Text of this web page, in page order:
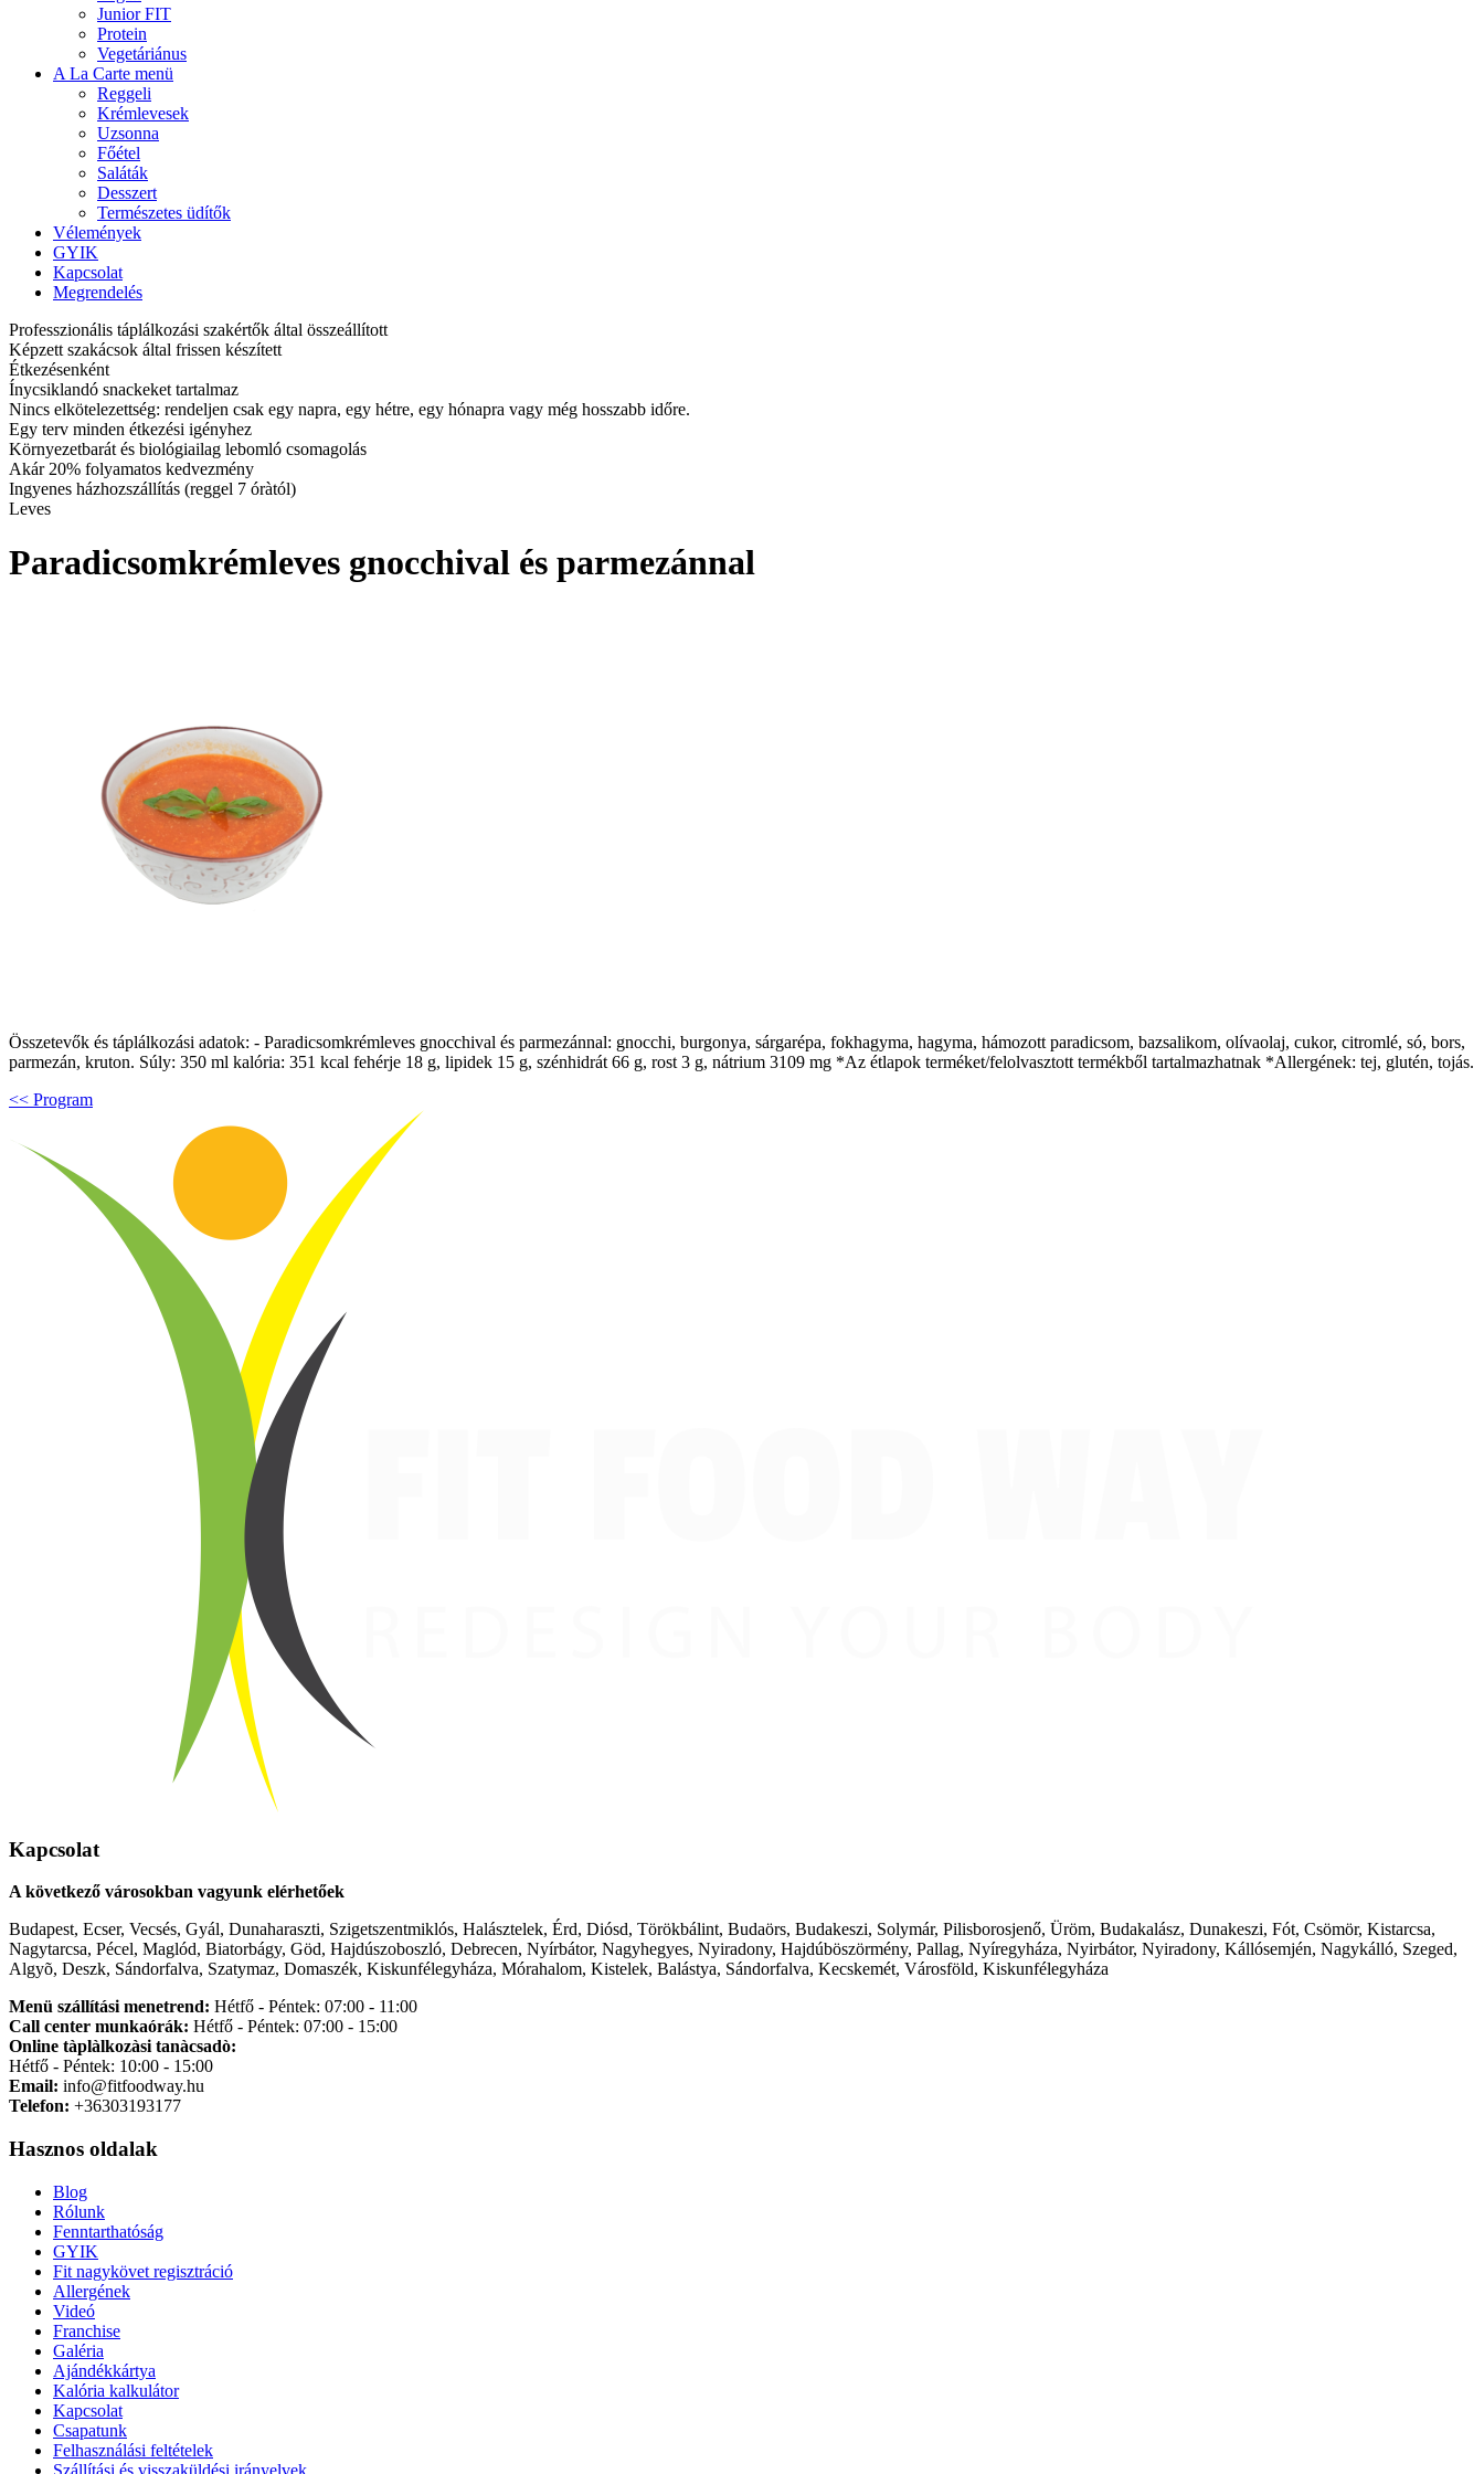
Junior FIT
Protein
Vegetáriánus
A La Carte menü
Reggeli
Krémlevesek
Uzsonna
Főétel
Saláták
Desszert
Természetes üdítők
Vélemények
GYIK
Kapcsolat
Megrendelés
Professzionális táplálkozási szakértők által összeállított
Képzett szakácsok által frissen készített
Étkezésenként
Ínycsiklandó snackeket tartalmaz
Nincs elkötelezettség: rendeljen csak egy napra, egy hétre, egy hónapra vagy még hosszabb időre.
Egy terv minden étkezési igényhez
Környezetbarát és biológiailag lebomló csomagolás
Akár 20% folyamatos kedvezmény
Ingyenes házhozszállítás (reggel 7 óràtól)
Leves
Paradicsomkrémleves gnocchival és parmezánnal
Összetevők és táplálkozási adatok: - Paradicsomkrémleves gnocchival és parmezánnal: gnocchi, burgonya, sárgarépa, fokhagyma, hagyma, hámozott paradicsom, bazsalikom, olívaolaj, cukor, citromlé, só, bors,
parmezán, kruton. Súly: 350 ml kalória: 351 kcal fehérje 18 g, lipidek 15 g, szénhidrát 66 g, rost 3 g, nátrium 3109 mg *Az étlapok terméket/felolvasztott termékből tartalmazhatnak *Allergének: tej, glutén, tojás.
<< Program
Kapcsolat
A következő városokban vagyunk elérhetőek
Budapest, Ecser, Vecsés, Gyál, Dunaharaszti, Szigetszentmiklós, Halásztelek, Érd, Diósd, Törökbálint, Budaörs, Budakeszi, Solymár, Pilisborosjenő, Üröm, Budakalász, Dunakeszi, Fót, Csömör, Kistarcsa,
Nagytarcsa, Pécel, Maglód, Biatorbágy, Göd, Hajdúszoboszló, Debrecen, Nyírbátor, Nagyhegyes, Nyiradony, Hajdúböszörmény, Pallag, Nyíregyháza, Nyirbátor, Nyiradony, Kállósemjén, Nagykálló, Szeged,
Algyõ, Deszk, Sándorfalva, Szatymaz, Domaszék, Kiskunfélegyháza, Mórahalom, Kistelek, Balástya, Sándorfalva, Kecskemét, Városföld, Kiskunfélegyháza
Menü szállítási menetrend: Hétfő - Péntek: 07:00 - 11:00
Call center munkaórák: Hétfő - Péntek: 07:00 - 15:00
Online tàplàlkozàsi tanàcsadò:
Hétfő - Péntek: 10:00 - 15:00
Email: info@fitfoodway.hu
Telefon: +36303193177
Hasznos oldalak
Blog
Rólunk
Fenntarthatóság
GYIK
Fit nagykövet regisztráció
Allergének
Videó
Franchise
Galéria
Ajándékkártya
Kalória kalkulátor
Kapcsolat
Csapatunk
Felhasználási feltételek
Szállítási és visszaküldési irányelvek